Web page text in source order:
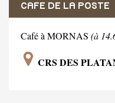
CAFE DE LA POSTE
Café à MORNAS (à
CRS DES